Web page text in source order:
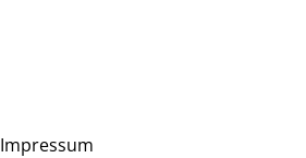
Impressum